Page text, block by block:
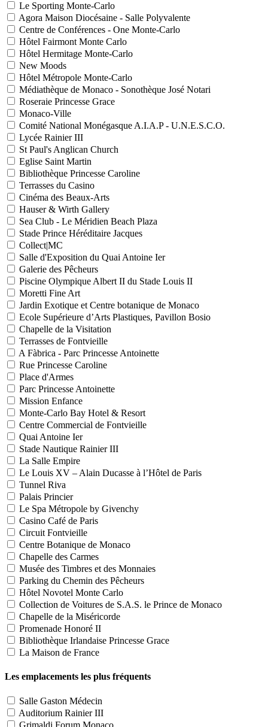
Le Sporting Monte-Carlo
Agora Maison Diocésaine - Salle Polyvalente
Centre de Conférences - One Monte-Carlo
Hôtel Fairmont Monte Carlo
Hôtel Hermitage Monte-Carlo
New Moods
Hôtel Métropole Monte-Carlo
Médiathèque de Monaco - Sonothèque José Notari
Roseraie Princesse Grace
Monaco-Ville
Comité National Monégasque A.I.A.P - U.N.E.S.C.O.
Lycée Rainier III
St Paul's Anglican Church
Eglise Saint Martin
Bibliothèque Princesse Caroline
Terrasses du Casino
Cinéma des Beaux-Arts
Hauser & Wirth Gallery
Sea Club - Le Méridien Beach Plaza
Stade Prince Héréditaire Jacques
Collect|MC
Salle d'Exposition du Quai Antoine Ier
Galerie des Pêcheurs
Piscine Olympique Albert II du Stade Louis II
Moretti Fine Art
Jardin Exotique et Centre botanique de Monaco
Ecole Supérieure d’Arts Plastiques, Pavillon Bosio
Chapelle de la Visitation
Terrasses de Fontvieille
A Fàbrica - Parc Princesse Antoinette
Rue Princesse Caroline
Place d'Armes
Parc Princesse Antoinette
Mission Enfance
Monte-Carlo Bay Hotel & Resort
Centre Commercial de Fontvieille
Quai Antoine Ier
Stade Nautique Rainier III
La Salle Empire
Le Louis XV – Alain Ducasse à l’Hôtel de Paris
Tunnel Riva
Palais Princier
Le Spa Métropole by Givenchy
Casino Café de Paris
Circuit Fontvieille
Centre Botanique de Monaco
Chapelle des Carmes
Musée des Timbres et des Monnaies
Parking du Chemin des Pêcheurs
Hôtel Novotel Monte Carlo
Collection de Voitures de S.A.S. le Prince de Monaco
Chapelle de la Miséricorde
Promenade Honoré II
Bibliothèque Irlandaise Princesse Grace
La Maison de France
Les emplacements les plus fréquents
Salle Gaston Médecin
Auditorium Rainier III
Grimaldi Forum Monaco